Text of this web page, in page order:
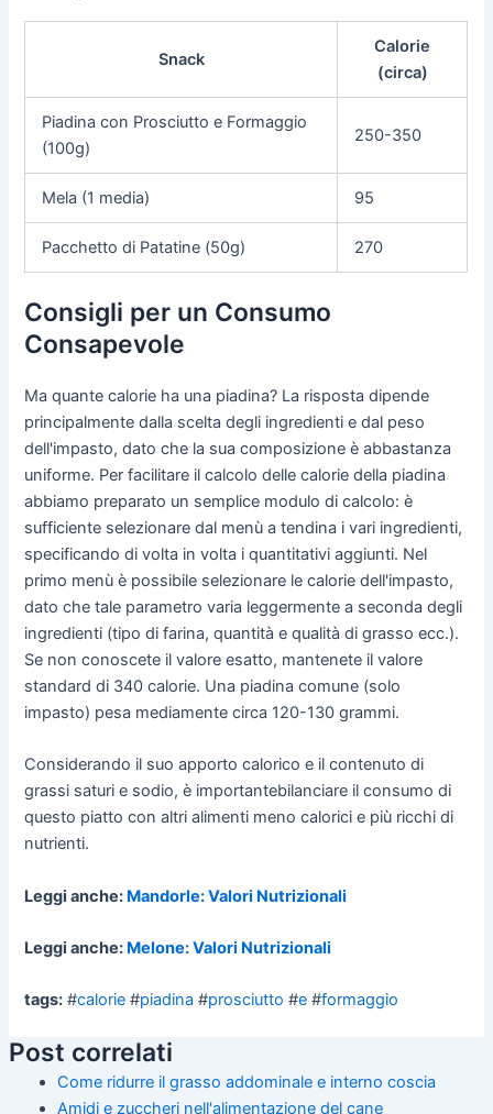
Snack
Calorie
(circa)
Piadina con Prosciutto e Formaggio
(100g)
250-350
Mela (1 media) 95
Pacchetto di Patatine (50g) 270
Consigli per un Consumo
Consapevole
Ma quante calorie ha una piadina? La risposta dipende
principalmente dalla scelta degli ingredienti e dal peso
dell'impasto, dato che la sua composizione è abbastanza
uniforme. Per facilitare il calcolo delle calorie della piadina
abbiamo preparato un semplice modulo di calcolo: è
sufficiente selezionare dal menù a tendina i vari ingredienti,
specificando di volta in volta i quantitativi aggiunti. Nel
primo menù è possibile selezionare le calorie dell'impasto,
dato che tale parametro varia leggermente a seconda degli
ingredienti (tipo di farina, quantità e qualità di grasso ecc.).
Se non conoscete il valore esatto, mantenete il valore
standard di 340 calorie. Una piadina comune (solo
impasto) pesa mediamente circa 120-130 grammi.
Considerando il suo apporto calorico e il contenuto di
grassi saturi e sodio, è importantebilanciare il consumo di
questo piatto con altri alimenti meno calorici e più ricchi di
nutrienti.
Leggi anche: Mandorle: Valori Nutrizionali
Leggi anche: Melone: Valori Nutrizionali
tags: #calorie #piadina #prosciutto #e #formaggio
Post correlati
Come ridurre il grasso addominale e interno coscia
Amidi e zuccheri nell'alimentazione del cane